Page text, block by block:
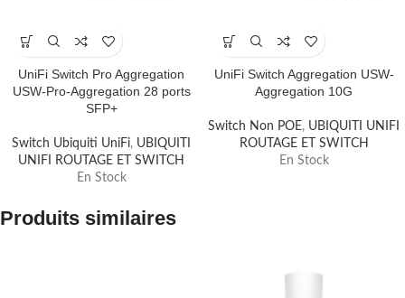
UniFi Switch Pro Aggregation
USW-Pro-Aggregation 28 ports
SFP+
Switch Ubiquiti UniFi, UBIQUITI
UNIFI ROUTAGE ET SWITCH
En Stock
UniFi Switch Aggregation USW-
Aggregation 10G
Switch Non POE, UBIQUITI UNIFI
ROUTAGE ET SWITCH
En Stock
Produits similaires